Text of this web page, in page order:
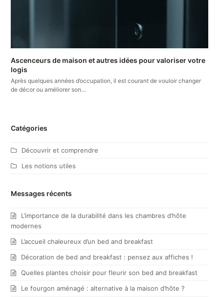
Ascenceurs de maison et autres idées pour valoriser votre
logis
Après quelques années d’occupation, il est courant de vouloir changer
de décor ou améliorer son…
Catégories
Découvrir et comprendre
Les notions utiles
Messages récents
L’importance de la durabilité dans les chambres d’hôte
modernes
L’accueil chaleureux d’un bed and breakfast
Décoration de bed and breakfast : pensez aux affiches !
Quelles plantes choisir pour fleurir son bed and breakfast
Le fourgon aménagé : alternative à la maison d’hôte ?